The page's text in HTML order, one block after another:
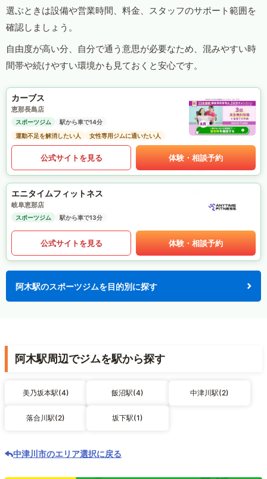
選ぶときは設備や営業時間、料金、スタッフのサポート範囲を
確認しましょう。
自由度が高い分、自分で通う意思が必要なため、混みやすい時
間帯や続けやすい環境かも見ておくと安心です。
カーブス
恵那長島店
スポーツジム
駅から車で14分
運動不足を解消したい人
女性専用ジムに通いたい人
公式サイトを見る 体験・相談予約
エニタイムフィットネス
岐阜恵那店
スポーツジム 駅から車で13分
公式サイトを見る 体験・相談予約
阿木駅のスポーツジムを目的別に探す
阿木駅周辺でジムを駅から探す
美乃坂本駅(4) 飯沼駅(4) 中津川駅(2)
落合川駅(2) 坂下駅(1)
中津川市のエリア選択に戻る